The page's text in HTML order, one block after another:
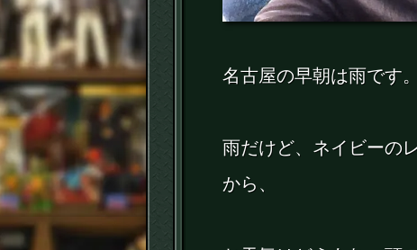
名古屋の早朝は雨です。
雨だけど、ネイビーの
から、